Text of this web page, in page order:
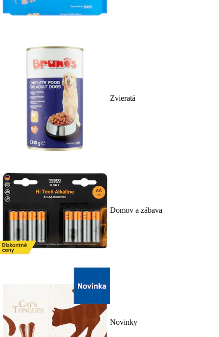
Zvieratá
Domov a zábava
Novinky